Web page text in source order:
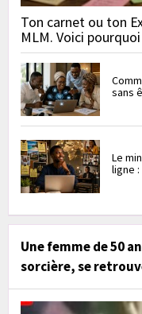
Ton carnet ou ton
MLM. Voici pourquoi
sans
Le
ligne
Une femme de 50
sorcière, se